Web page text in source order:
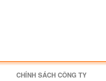
CHÍNH SÁCH CÔNG TY